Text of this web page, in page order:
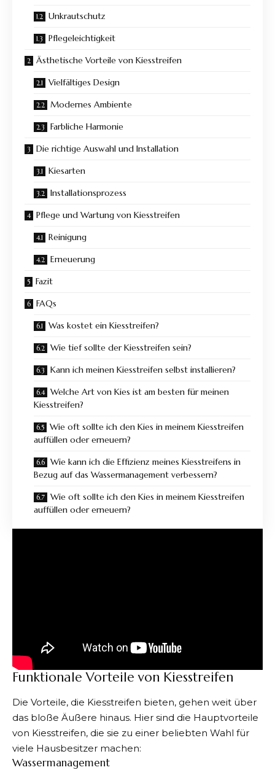
Unkrautschutz
Pflegeleichtigkeit
Ästhetische Vorteile von Kiesstreifen
Vielfältiges Design
Modernes Ambiente
Farbliche Harmonie
Die richtige Auswahl und Installation
Kiesarten
Installationsprozess
Pflege und Wartung von Kiesstreifen
Reinigung
Erneuerung
Fazit
FAQs
Was kostet ein Kiesstreifen?
Wie tief sollte der Kiesstreifen sein?
Kann ich meinen Kiesstreifen selbst installieren?
Welche Art von Kies ist am besten für meinen
Kiesstreifen?
Wie oft sollte ich den Kies in meinem Kiesstreifen
auffüllen oder erneuern?
Wie kann ich die Effizienz meines Kiesstreifens in
Bezug auf das Wassermanagement verbessern?
Wie oft sollte ich den Kies in meinem Kiesstreifen
auffüllen oder erneuern?
Funktionale Vorteile von Kiesstreifen
Die Vorteile, die Kiesstreifen bieten, gehen weit über
das bloße Äußere hinaus. Hier sind die Hauptvorteile
von Kiesstreifen, die sie zu einer beliebten Wahl für
viele Hausbesitzer machen:
Wassermanagement